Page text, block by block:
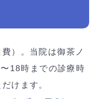
）。当院は御茶ノ
18時までの診療時
けます。